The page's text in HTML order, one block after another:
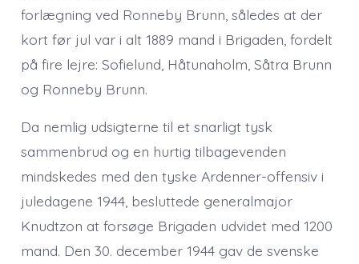
forlægning ved Ronneby Brunn, således at der
kort før jul var i alt 1889 mand i Brigaden, fordelt
på fire lejre: Sofielund, Håtunaholm, Såtra Brunn
og Ronneby Brunn.
Da nemlig udsigterne til et snarligt tysk
sammenbrud og en hurtig tilbagevenden
mindskedes med den tyske Ardenner-offensiv i
juledagene 1944, besluttede generalmajor
Knudtzon at forsøge Brigaden udvidet med 1200
mand. Den 30. december 1944 gav de svenske